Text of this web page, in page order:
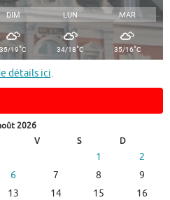
DIM LUN MAR
35/19°C 34/18°C 35/16°C
détails ici.
2026
V S D
1
2
6 7 8
9
13 14 15
16